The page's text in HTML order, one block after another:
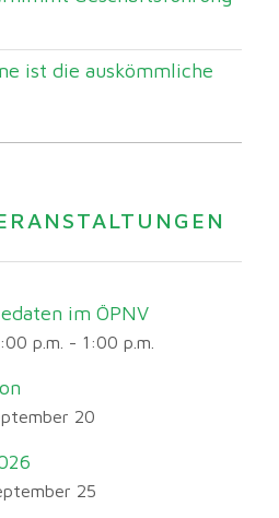
ist die auskömmliche
im ÖPNV
p.m. - 1:00 p.m.
20
25